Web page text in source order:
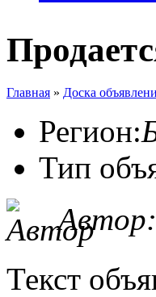
Главная » Доска
Регион:
Тип
Автор:
Текст